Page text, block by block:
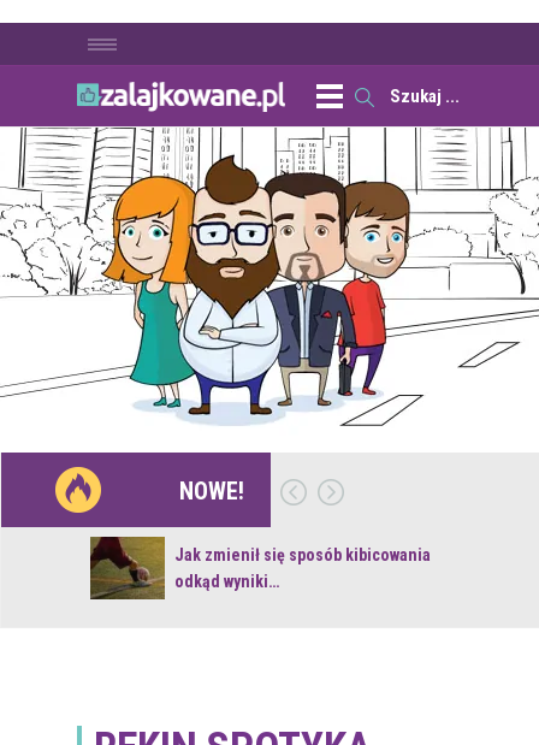
NOWE!
Jak zmienił się sposób kibicowania
odkąd wyniki…